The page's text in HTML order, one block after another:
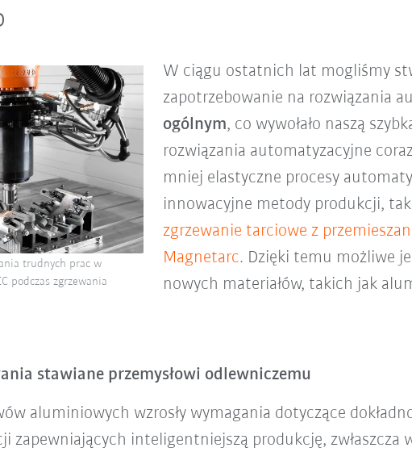
W ciągu ostatnich lat mogliśmy
zapotrzebowanie na rozwiązania
ogólnym, co wywołało naszą
rozwiązania automatyzacyjne
mniej elastyczne procesy
innowacyjne metody produkcji,
zgrzewanie tarciowe z
Magnetarc. Dzięki temu możliwe
nowych materiałów, takich jak
trudnych prac w
podczas zgrzewania
stawiane przemysłowi odlewniczemu
aluminiowych wzrosły wymagania dotyczące
zapewniających inteligentniejszą produkcję,